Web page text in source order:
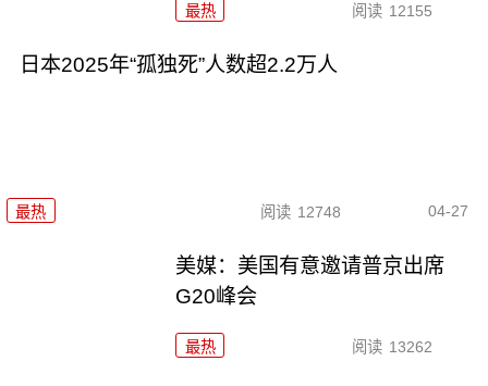
最热 阅读 12155
日本2025年“孤独死”人数超2.2万人
最热 阅读 12748 04-27
美媒：美国有意邀请普京出席
G20峰会
最热 阅读 13262